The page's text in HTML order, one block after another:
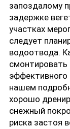
запоздалому
задержке
участках
следует
водоотвода.
эффективного
нашем
хорошо
снежный
риска застоя